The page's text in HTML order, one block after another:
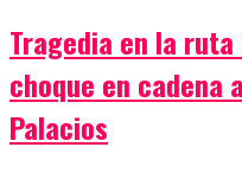
Tragedia en la
choque en cadena
Palacios